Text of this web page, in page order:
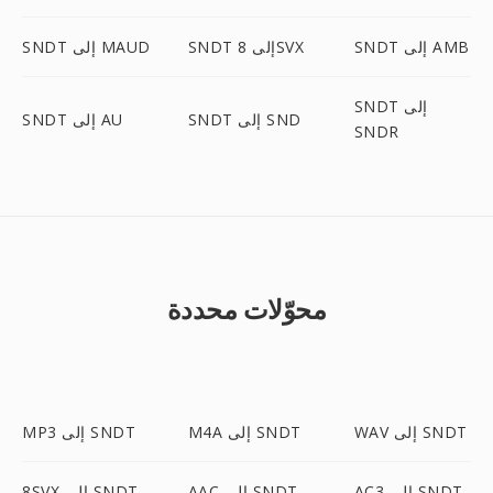
SNDT إلى MAUD SNDT إلى 8SVX SNDT إلى AMB
SNDT إلى AU SNDT إلى SND
SNDT إلى
SNDR
محوّلات محددة
MP3 إلى SNDT M4A إلى SNDT WAV إلى SNDT